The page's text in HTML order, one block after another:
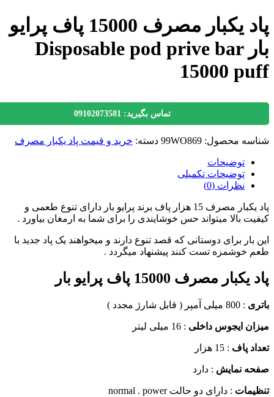
پاد یکبار مصرف 15000 پاف پرایو
بار Disposable pod prive bar
15000
تماس بگیرید: 09102073581
محصول:99WO869 دسته:خرید و قیمت پاد یکبار مصرف
توضیحات
توضیحات تکمیلی
نظرات (0)
پاد یکبار مصرف 15 هزار پاف برند پرایو بار دارای تنوع طعمی و
بالا میتواند حس خوشایندی را برای شما به ارمغان بیاورد .
برای دوستانی که قصد تنوع دارند و میخواهند یک پاد جدید با
خوشمزه تست کنند پیشنهاد میگردد .
مصرف 15000 پاف پرایو بار
: 800 میلی آمپر ( قابل شارژ مجدد )
ایجوس داخلی : 16 میلی لیتر
پاف: 15 هزار
نمایش: دارد
: دارای دو حالت normal . power